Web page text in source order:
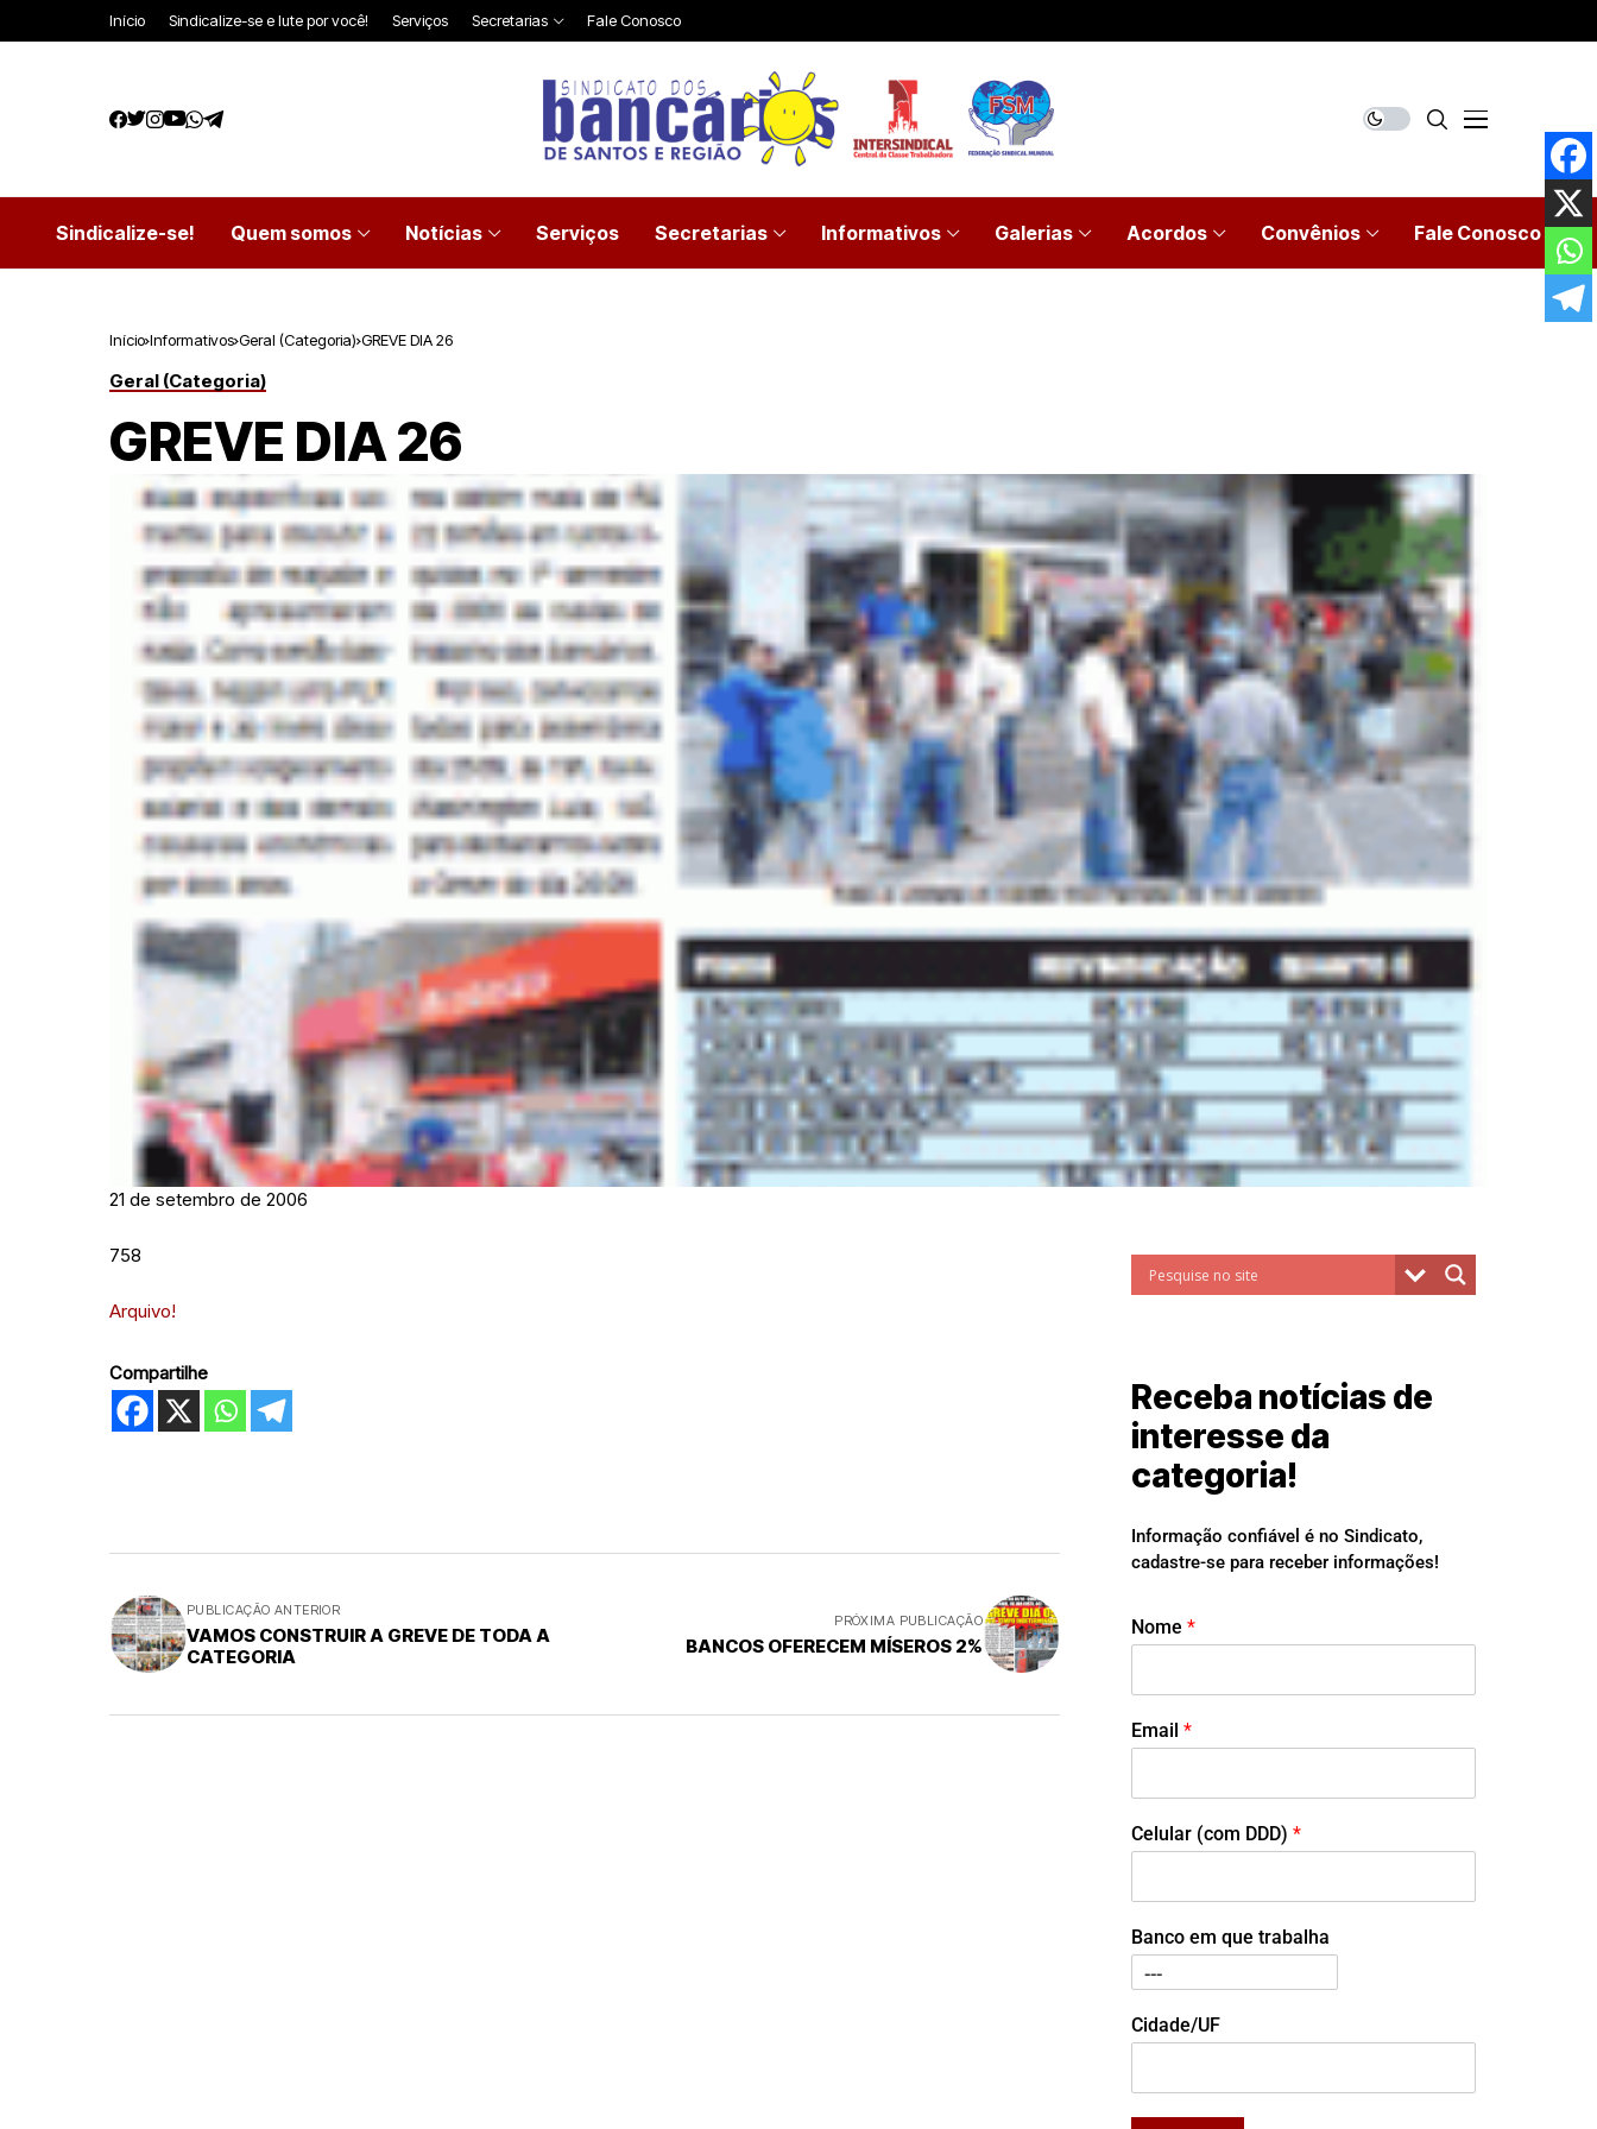
Início Sindicalize-se e lute por você! Serviços Secretarias Fale Conosco
Sindicalize-se! Quem somos Notícias Serviços Secretarias Informativos Galerias Acordos Convênios Fale Conosco
Início Informativos Geral (Categoria) GREVE DIA 26
Geral (Categoria)
GREVE DIA 26
21 de setembro de 2006
758
Arquivo!
Compartilhe
PUBLICAÇÃO ANTERIOR
VAMOS CONSTRUIR A GREVE DE TODA A
CATEGORIA
PRÓXIMA PUBLICAÇÃO
BANCOS OFERECEM MÍSEROS 2%
Receba notícias de
interesse da
categoria!
Informação confiável é no Sindicato,
cadastre-se para receber informações!
Nome *
Email *
Celular (com DDD) *
Banco em que trabalha
Cidade/UF